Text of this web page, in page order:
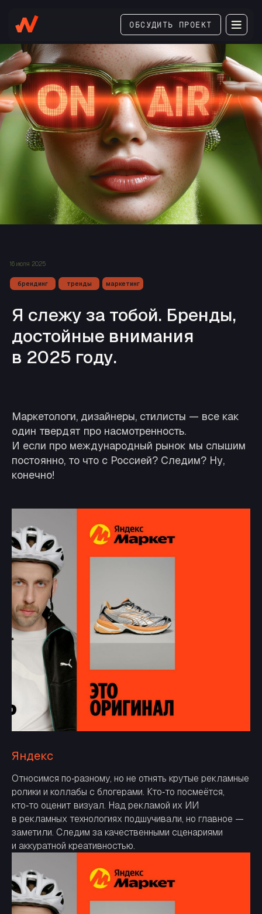
ОБСУДИТЬ ПРОЕКТ
брендинг тренды маркетинг
16 июля 2025
Я слежу за тобой. Бренды,
достойные внимания
в 2025 году.
Маркетологи, дизайнеры, стилисты — все как
один твердят про насмотренность.
И если про международный рынок мы слышим
постоянно, то что с Россией? Следим? Ну,
конечно!
Яндекс
Относимся по‑разному, но не отнять крутые рекламные
ролики и коллабы с блогерами. Кто‑то посмеётся,
кто‑то оценит визуал. Над рекламой их ИИ
в рекламных технологиях подшучивали, но главное —
заметили. Следим за качественными сценариями
и аккуратной креативностью.